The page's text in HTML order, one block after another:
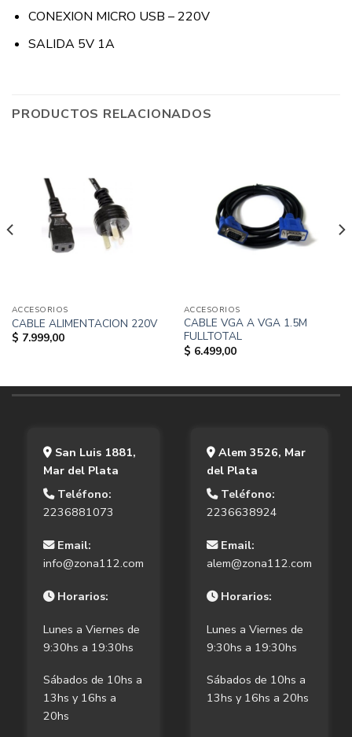
CONEXION MICRO USB – 220V
SALIDA 5V 1A
PRODUCTOS RELACIONADOS
ACCESORIOS
CABLE ALIMENTACION 220V
$ 7.999,00
ACCESORIOS
CABLE VGA A VGA 1.5M
FULLTOTAL
$ 6.499,00
San Luis 1881,
Mar del Plata
Teléfono:
2236881073
Email:
info@zona112.com
Horarios:
Lunes a Viernes de
9:30hs a 19:30hs
Sábados de 10hs a
13hs y 16hs a
20hs
Alem 3526, Mar
del Plata
Teléfono:
2236638924
Email:
alem@zona112.com
Horarios:
Lunes a Viernes de
9:30hs a 19:30hs
Sábados de 10hs a
13hs y 16hs a 20hs